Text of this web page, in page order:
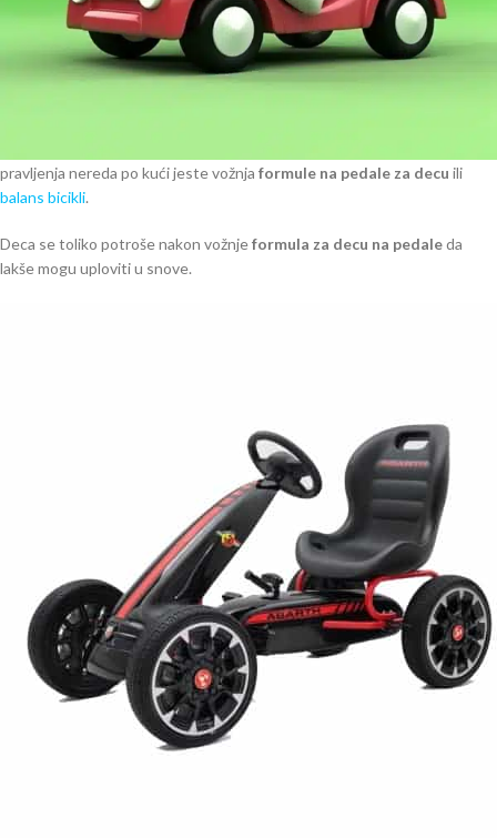
Deca od malenavole avanturu. Da skaču po krevetu, prave haos po sobi
tu su „šampioni“. Nama roditeljima to obično ostaje da pospremimo za
njima kada oni odu u krevet. Za njih je sve igra i zabava, koja traje od
pravljenja nereda po kući jeste vožnja formule na pedale za decu ili
balans bicikli.
Deca se toliko potroše nakon vožnjeformula za decu na pedaleda
lakše mogu uploviti u snove.